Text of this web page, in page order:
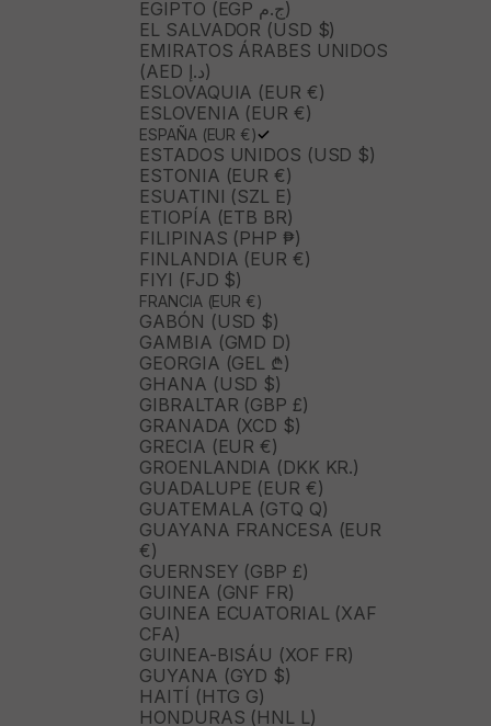
EGIPTO (EGP ج.م)
EL SALVADOR (USD $)
EMIRATOS ÁRABES UNIDOS
(AED د.إ)
ESLOVAQUIA (EUR €)
ESLOVENIA (EUR €)
ESPAÑA (EUR €)
ESTADOS UNIDOS (USD $)
ESTONIA (EUR €)
ESUATINI (SZL E)
ETIOPÍA (ETB BR)
FILIPINAS (PHP ₱)
FINLANDIA (EUR €)
FIYI (FJD $)
FRANCIA (EUR €)
GABÓN (USD $)
GAMBIA (GMD D)
GEORGIA (GEL ₾)
GHANA (USD $)
GIBRALTAR (GBP £)
GRANADA (XCD $)
GRECIA (EUR €)
GROENLANDIA (DKK KR.)
GUADALUPE (EUR €)
GUATEMALA (GTQ Q)
GUAYANA FRANCESA (EUR
€)
GUERNSEY (GBP £)
GUINEA (GNF FR)
GUINEA ECUATORIAL (XAF
CFA)
GUINEA-BISÁU (XOF FR)
GUYANA (GYD $)
HAITÍ (HTG G)
HONDURAS (HNL L)